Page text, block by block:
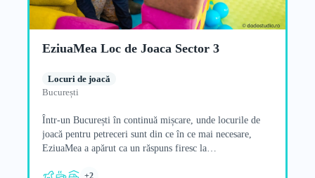
EziuaMea Loc de Joaca Sector 3
Locuri de joacă
București
Într-un București în continuă mișcare, unde locurile de
joacă pentru petreceri sunt din ce în ce mai necesare,
EziuaMea a apărut ca un răspuns firesc la…
+2